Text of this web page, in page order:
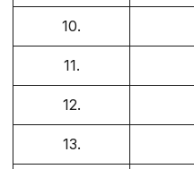
10.
11.
12.
13.